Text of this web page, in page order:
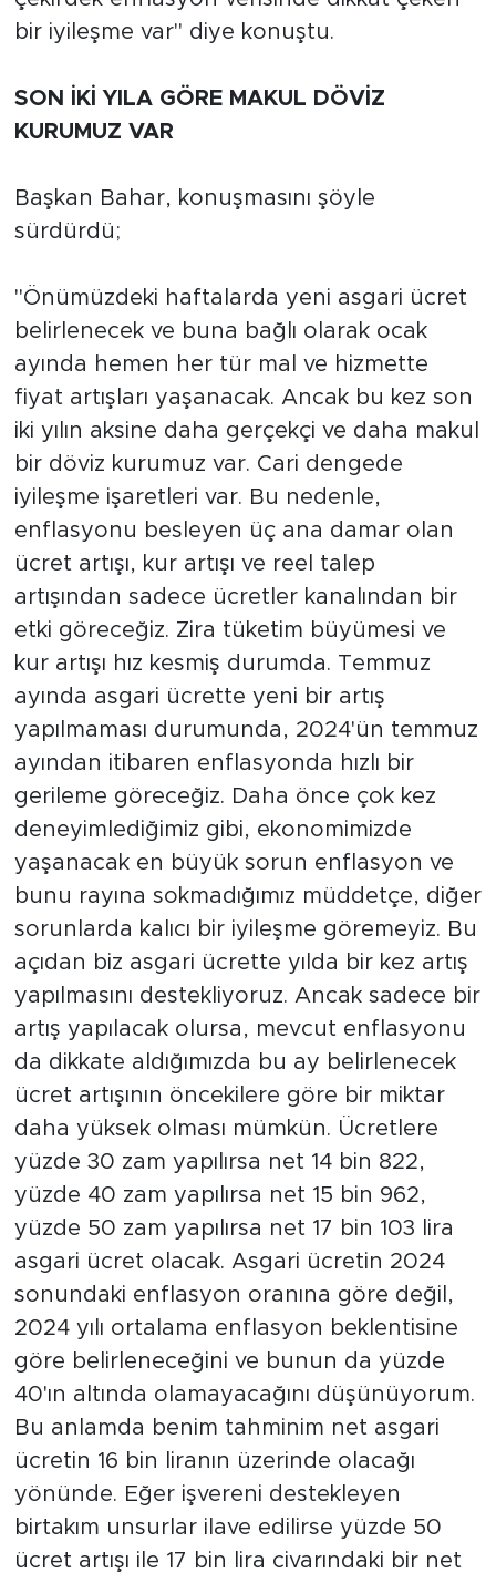
bir iyileşme var" diye konuştu.
SON İKİ YILA GÖRE MAKUL DÖVİZ
KURUMUZ VAR
Başkan Bahar, konuşmasını şöyle
sürdürdü;
"Önümüzdeki haftalarda yeni asgari ücret
belirlenecek ve buna bağlı olarak ocak
ayında hemen her tür mal ve hizmette
fiyat artışları yaşanacak. Ancak bu kez son
iki yılın aksine daha gerçekçi ve daha makul
bir döviz kurumuz var. Cari dengede
iyileşme işaretleri var. Bu nedenle,
enflasyonu besleyen üç ana damar olan
ücret artışı, kur artışı ve reel talep
artışından sadece ücretler kanalından bir
etki göreceğiz. Zira tüketim büyümesi ve
kur artışı hız kesmiş durumda. Temmuz
ayında asgari ücrette yeni bir artış
yapılmaması durumunda, 2024'ün temmuz
ayından itibaren enflasyonda hızlı bir
gerileme göreceğiz. Daha önce çok kez
deneyimlediğimiz gibi, ekonomimizde
yaşanacak en büyük sorun enflasyon ve
bunu rayına sokmadığımız müddetçe, diğer
sorunlarda kalıcı bir iyileşme göremeyiz. Bu
açıdan biz asgari ücrette yılda bir kez artış
yapılmasını destekliyoruz. Ancak sadece bir
artış yapılacak olursa, mevcut enflasyonu
da dikkate aldığımızda bu ay belirlenecek
ücret artışının öncekilere göre bir miktar
daha yüksek olması mümkün. Ücretlere
yüzde 30 zam yapılırsa net 14 bin 822,
yüzde 40 zam yapılırsa net 15 bin 962,
yüzde 50 zam yapılırsa net 17 bin 103 lira
asgari ücret olacak. Asgari ücretin 2024
sonundaki enflasyon oranına göre değil,
2024 yılı ortalama enflasyon beklentisine
göre belirleneceğini ve bunun da yüzde
40'ın altında olamayacağını düşünüyorum.
Bu anlamda benim tahminim net asgari
ücretin 16 bin liranın üzerinde olacağı
yönünde. Eğer işvereni destekleyen
birtakım unsurlar ilave edilirse yüzde 50
ücret artışı ile 17 bin lira civarındaki bir net